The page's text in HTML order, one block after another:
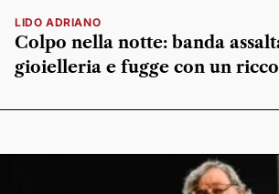
LIDO ADRIANO
Colpo nella notte: banda
gioielleria e fugge con un